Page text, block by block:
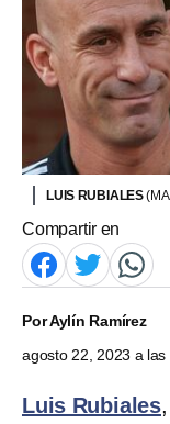
LUIS RUBIALES
Compartir en
PorAylín Ramírez
agosto 22, 2023 a
Luis Rubiales